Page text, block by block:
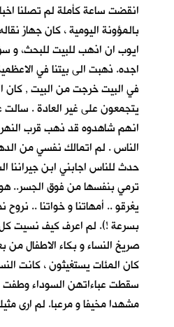
انقضت ساعة كأملة لم تصلنا
بالمؤونة اليومية ، كان جهاز
ايوب ان اذهب للبيت للبحث، و
اجده. ذهبت الى بيتنا في
في البيت خرجت من البيت , كان
يتجمعون على غير العادة .
انهم شاهدوه قد ذهب قرب
الناس . لم اتمالك نفسي من
حدث للناس اجابني ابن جيراننا
ترمي بنفسها من فوق الجسر..
يغرقو .. أمهاتنا و خواتنا ..
بسرعة !). لم اعرف كيف
صريخ النساء و بكاء الاطفال من
كان المئات يستغيثون ، كانت
سقطت عباءاتهن السوداء وطفت
مشهدا مخيفا و مرعبا. لم ارى